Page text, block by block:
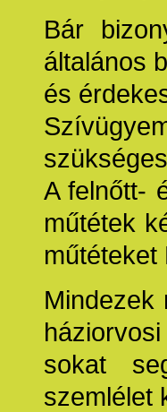
Bár
általános
és
A felnőtt-
műtétek
műtéteket
Mindezek
sokat
szemlélet